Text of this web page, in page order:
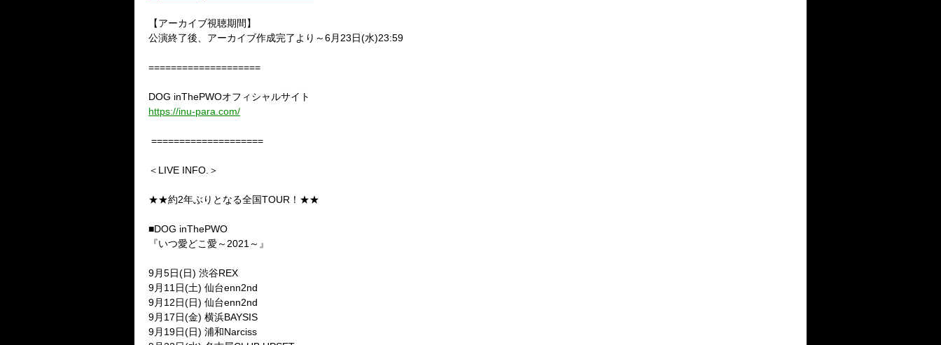
【アーカイブ視聴期間】
公演終了後、アーカイブ作成完了より～6月 23日(水)23:59
====================
DOG inThePWOオフィシャルサイト
https://inu-para.com/
====================
＜LIVE INFO.＞
★★約2年ぶりとなる全国TOUR！★★
■DOG inThePWO
『いつ愛どこ愛～ 2021 ～』
9月5日(日) 渋谷REX
9月 11 日(土) 仙台enn2nd
9月 12日(日) 仙台enn2nd
9月 17日(金) 横浜BAYSIS
9月 19日(日) 浦和Narciss